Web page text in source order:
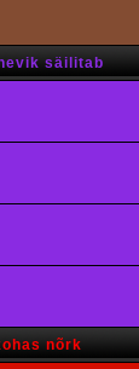
säilitab
nõrk